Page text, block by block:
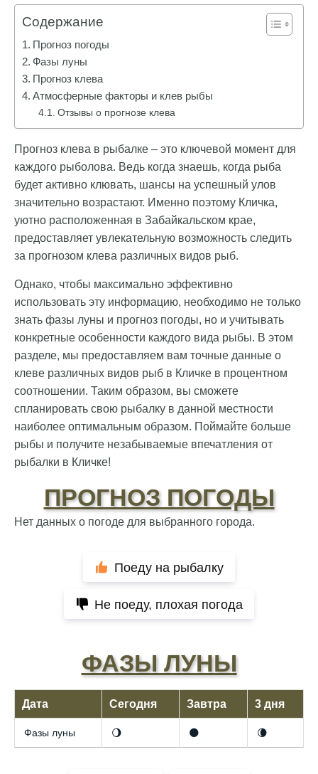
Содержание
Прогноз погоды
Фазы луны
Прогноз клева
Атмосферные факторы и клев рыбы
Отзывы о прогнозе клева
Прогноз клева в рыбалке – это ключевой момент для
каждого рыболова. Ведь когда знаешь, когда рыба
будет активно клювать, шансы на успешный улов
значительно возрастают. Именно поэтому Кличка,
уютно расположенная в Забайкальском крае,
предоставляет увлекательную возможность следить
за прогнозом клева различных видов рыб.
Однако, чтобы максимально эффективно
использовать эту информацию, необходимо не только
знать фазы луны и прогноз погоды, но и учитывать
конкретные особенности каждого вида рыбы. В этом
разделе, мы предоставляем вам точные данные о
клеве различных видов рыб в Кличке в процентном
соотношении. Таким образом, вы сможете
спланировать свою рыбалку в данной местности
наиболее оптимальным образом. Поймайте больше
рыбы и получите незабываемые впечатления от
рыбалки в Кличке!
ПРОГНОЗ ПОГОДЫ
Нет данных о погоде для выбранного города.
Поеду на рыбалку
Не поеду, плохая погода
ФАЗЫ ЛУНЫ
Дата Сегодня Завтра 3 дня
Фазы луны 🌖 🌑 🌘
Отличный прогноз клёва! Сегодня поймал